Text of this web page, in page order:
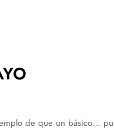
de que un básico…